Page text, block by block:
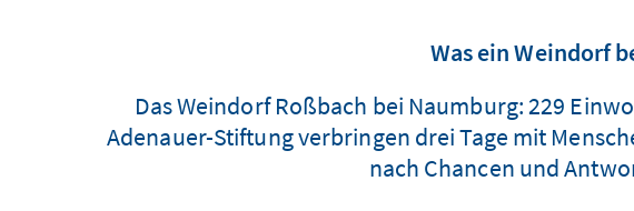
Was ein Weindorf
Das Weindorf Roßbach bei Naumburg: 229
Adenauer-Stiftung verbringen drei Tage mit
nach Chancen und